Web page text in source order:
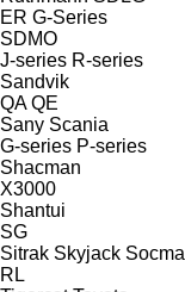
ER G-Series
SDMO
J-series R-series
Sandvik
QA QE
Sany Scania
G-series P-series
Shacman
X3000
Shantui
SG
Sitrak Skyjack Socma
RL